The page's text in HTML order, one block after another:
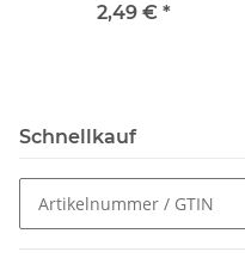
2,49 € *
Schnellkauf